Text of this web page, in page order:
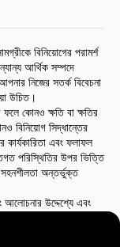
বিনিয়োগের পরামর্শ
আর্থিক সম্পদে
নিজের সতর্ক বিবেচনা
উচিত।
কোনও ক্ষতি বা ক্ষতির
বিনিয়োগ সিদ্ধান্তের
কার্যকারিতা এবং ফলাফল
পরিস্থিতির উপর ভিত্তি
সহনশীলতা অন্তর্ভুক্ত
আলোচনার উদ্দেশ্যে এবং